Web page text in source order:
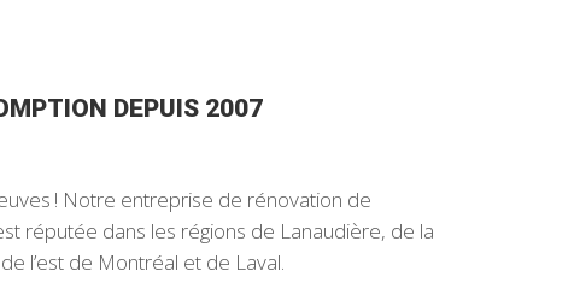
DEPUIS 2007
! Notre entreprise de rénovation de
réputée dans les régions de Lanaudière, de la
l’est de Montréal et de Laval.